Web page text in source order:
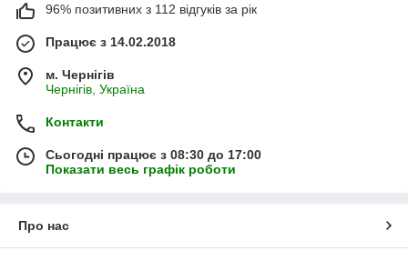
96% позитивних з 112 відгуків за рік
Працює з 14.02.2018
м. Чернігів
Чернігів, Україна
Контакти
Сьогодні працює з 08:30 до 17:00
Показати весь графік роботи
Про нас